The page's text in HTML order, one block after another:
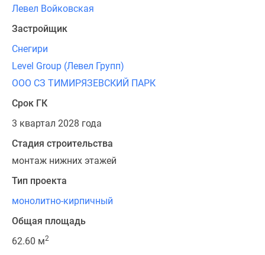
Левел Войковская
Застройщик
Снегири
Level Group (Левел Групп)
ООО СЗ ТИМИРЯЗЕВСКИЙ ПАРК
Срок ГК
3 квартал 2028 года
Стадия строительства
монтаж нижних этажей
Тип проекта
монолитно-кирпичный
Общая площадь
62.60 м2